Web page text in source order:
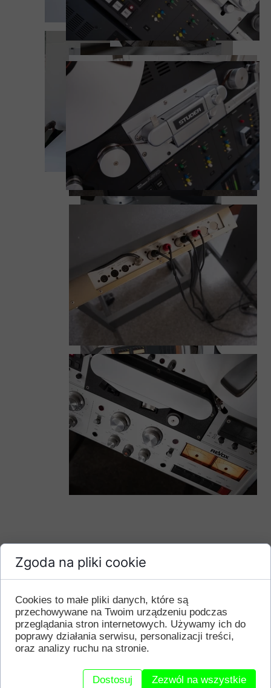
Zgoda na pliki cookie
Cookies to małe pliki danych, które są
przechowywane na Twoim urządzeniu podczas
przeglądania stron internetowych. Używamy ich do
poprawy działania serwisu, personalizacji treści,
oraz analizy ruchu na stronie.
Dostosuj Zezwól na wszystkie